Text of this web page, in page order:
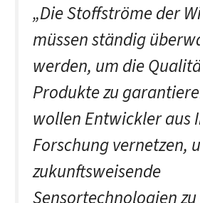
„Die Stoffströme der
müssen ständig
werden, um die
Produkte zu
wollen Entwickler aus
Forschung vernetzen,
zukunftsweisende